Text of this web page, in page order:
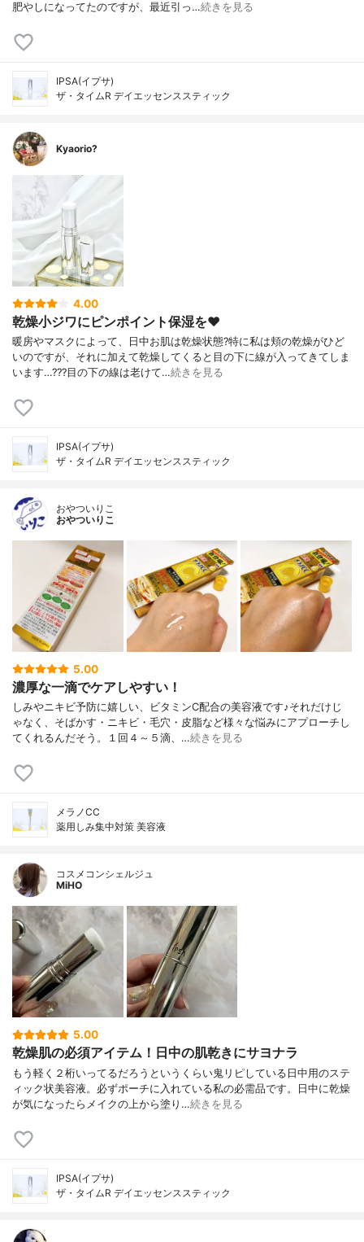
肥やしになってたのですが、最近引っ…続きを見る
IPSA(イプサ)
ザ・タイムR デイエッセンススティック
Kyaorio?
4.00
乾燥小ジワにピンポイント保湿を❤️
暖房やマスクによって、日中お肌は乾燥状態?特に私は頬の乾燥がひど
いのですが、それに加えて乾燥してくると目の下に線が入ってきてしま
います…???目の下の線は老けて…続きを見る
IPSA(イプサ)
ザ・タイムR デイエッセンススティック
おやついりこ
おやついりこ
5.00
濃厚な一滴でケアしやすい！
しみやニキビ予防に嬉しい、ビタミンC配合の美容液です♪それだけじ
ゃなく、そばかす・ニキビ・毛穴・皮脂など様々な悩みにアプローチし
てくれるんだそう。１回４～５滴、…続きを見る
メラノCC
薬用しみ集中対策 美容液
コスメコンシェルジュ
MiHO
5.00
乾燥肌の必須アイテム！日中の肌乾きにサヨナラ
もう軽く２桁いってるだろうというくらい鬼リピしている日中用のステ
ィック状美容液。必ずポーチに入れている私の必需品です。日中に乾燥
が気になったらメイクの上から塗り…続きを見る
IPSA(イプサ)
ザ・タイムR デイエッセンススティック